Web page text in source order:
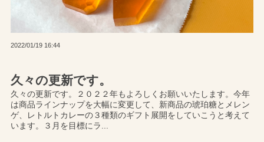
久々の更新です。
2022/01/19 16:44
久々の更新です。２０２２年もよろしくお願いいたします。今年
は商品ラインナップを大幅に変更して、新商品の琥珀糖とメレン
ゲ、レトルトカレーの３種類のギフト展開をしていこうと考えて
います。３月を目標にラ...